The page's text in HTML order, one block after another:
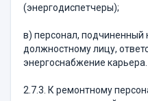
(энергодиспетчеры);
в) персонал, подчиненный
должностному лицу,
энергоснабжение карьера.
2.7.3. К ремонтному